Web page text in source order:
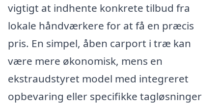
vigtigt at indhente konkrete tilbud fra
lokale håndværkere for at få en præcis
pris. En simpel, åben carport i træ kan
være mere økonomisk, mens en
ekstraudstyret model med integreret
opbevaring eller specifikke tagløsninger